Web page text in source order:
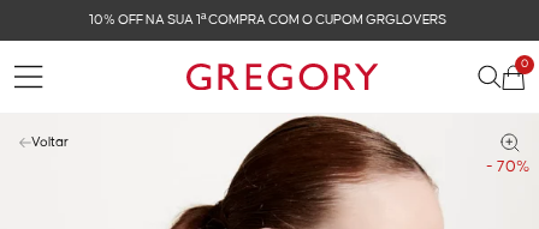
FRETE GRÁTIS NAS COMPRAS ACIMA DE R$ 899
0
- 70%
Voltar